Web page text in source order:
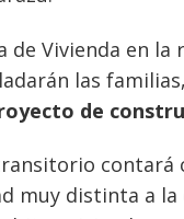
de Vivienda en
las
de
contará
muy distinta a la